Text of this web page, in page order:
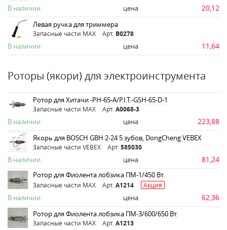
В наличии цена 20,12
Левая ручка для триммера
Запасные части MAX Арт. B0278
В наличии цена 11,64
Роторы (якори) для электроинструмента
Ротор для Хитачи -PH-65-A/P.I.T.-GSH-65-D-1
Запасные части MAX Арт. A0068-3
В наличии цена 223,88
Якорь для BOSCH GBH 2-24 5 зубов, DongCheng VEBEX
Запасные части VEBEX Арт. 585030
В наличии цена 81,24
Ротор для Фиолента лобзика ПМ-1/450 Вт.
Запасные части MAX Арт. A1214 Акция
В наличии цена 62,36
Ротор для Фиолента лобзика ПМ-3/600/650 Вт.
Запасные части MAX Арт. A1213